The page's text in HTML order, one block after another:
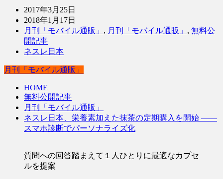
2017年3月25日
2018年1月17日
月刊「モバイル通販」 , 月刊「モバイル通販」 , 無料公
開記事
ネスレ日本
月刊「モバイル通販」
HOME
無料公開記事
月刊「モバイル通販」
ネスレ日本、栄養素加えた抹茶の定期購入を開始 ――
スマホ診断でパーソナライズ化
質問への回答踏まえて１人ひとりに最適なカプセ
ルを提案